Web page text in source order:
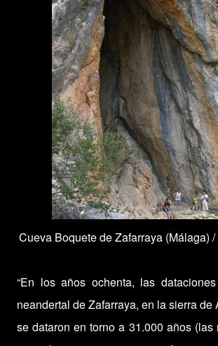
Cueva Boquete de Zafarraya (Málaga) /
“En los años ochenta, las
neandertal de Zafarraya, en la sierra de
se dataron en torno a 31.000 años (las